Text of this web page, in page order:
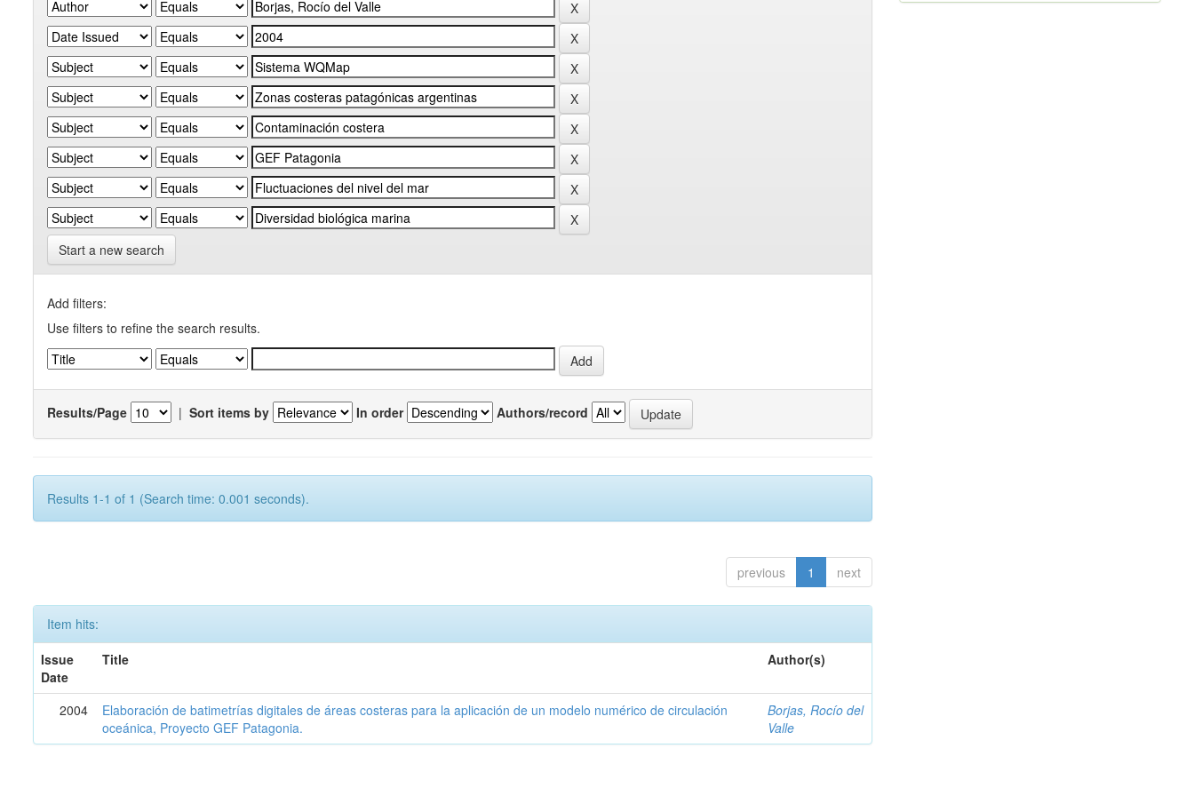
Start a new search
Add filters:
Use filters to refine the search results.
Results/Page | Sort items by In order Authors/record
Results 1-1 of 1 (Search time: 0.001 seconds).
previous 1 next
Item hits:
Issue
Date
Title Author(s)
2004
Elaboración de batimetrías digitales de áreas costeras para la aplicación de un modelo numérico de circulación
oceánica, Proyecto GEF Patagonia.
Borjas, Rocío del
Valle